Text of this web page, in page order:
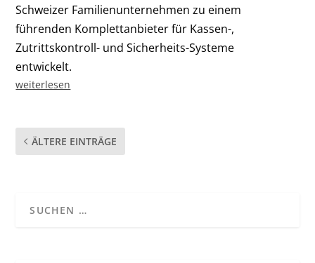
Schweizer Familienunternehmen zu einem
führenden Komplettanbieter für Kassen-,
Zutrittskontroll- und Sicherheits-Systeme
entwickelt.
weiterlesen
ÄLTERE EINTRÄGE